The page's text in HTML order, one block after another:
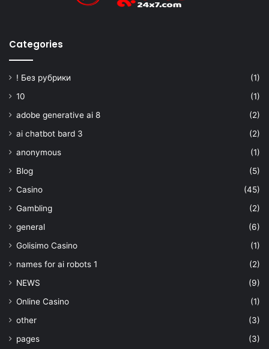
Categories
! Без рубрики
(1)
10
(1)
adobe generative ai 8
(2)
ai chatbot bard 3
(2)
anonymous
(1)
Blog
(5)
Casino
(45)
Gambling
(2)
general
(6)
Golisimo Casino
(1)
names for ai robots 1
(2)
NEWS
(9)
Online Casino
(1)
other
(3)
pages
(3)